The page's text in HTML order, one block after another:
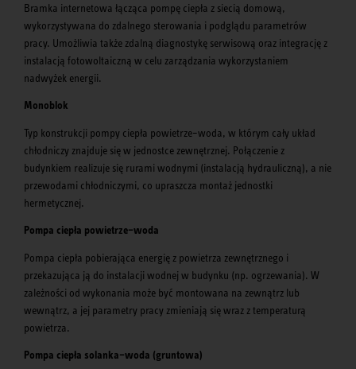
Bramka internetowa łącząca pompę ciepła z siecią domową,
wykorzystywana do zdalnego sterowania i podglądu parametrów
pracy. Umożliwia także zdalną diagnostykę serwisową oraz integrację z
instalacją fotowoltaiczną w celu zarządzania wykorzystaniem
nadwyżek energii.
Monoblok
Typ konstrukcji pompy ciepła powietrze–woda, w którym cały układ
chłodniczy znajduje się w jednostce zewnętrznej. Połączenie z
budynkiem realizuje się rurami wodnymi (instalacją hydrauliczną), a nie
przewodami chłodniczymi, co upraszcza montaż jednostki
hermetycznej.
Pompa ciepła powietrze–woda
Pompa ciepła pobierająca energię z powietrza zewnętrznego i
przekazująca ją do instalacji wodnej w budynku (np. ogrzewania). W
zależności od wykonania może być montowana na zewnątrz lub
wewnątrz, a jej parametry pracy zmieniają się wraz z temperaturą
powietrza.
Pompa ciepła solanka–woda (gruntowa)